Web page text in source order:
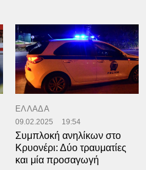
ΕΛΛΑΔΑ
09.02.2025 19:54
Συμπλοκή ανηλίκων στο
Κρυονέρι: Δύο τραυματίες
και μία προσαγωγή